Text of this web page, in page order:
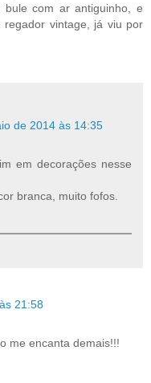
bule com ar antiguinho, e
vintage, já viu por
de 2014 às 14:35
em decorações nesse
branca, muito fofos.
21:58
me encanta demais!!!